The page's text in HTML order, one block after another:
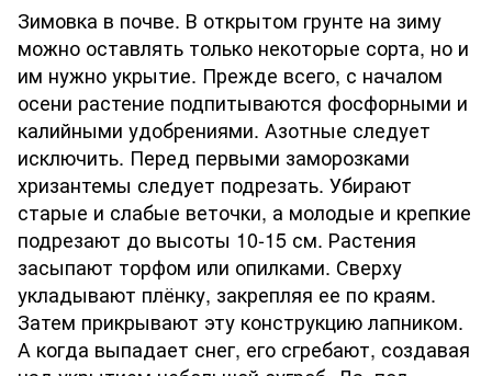
Зимовка в почве. В открытом грунте на зиму
можно оставлять только некоторые сорта, но и
им нужно укрытие. Прежде всего, с началом
осени растение подпитываются фосфорными и
калийными удобрениями. Азотные следует
исключить. Перед первыми заморозками
хризантемы следует подрезать. Убирают
старые и слабые веточки, а молодые и крепкие
подрезают до высоты 10-15 см. Растения
засыпают торфом или опилками. Сверху
укладывают плёнку, закрепляя ее по краям.
Затем прикрывают эту конструкцию лапником.
А когда выпадает снег, его сгребают, создавая